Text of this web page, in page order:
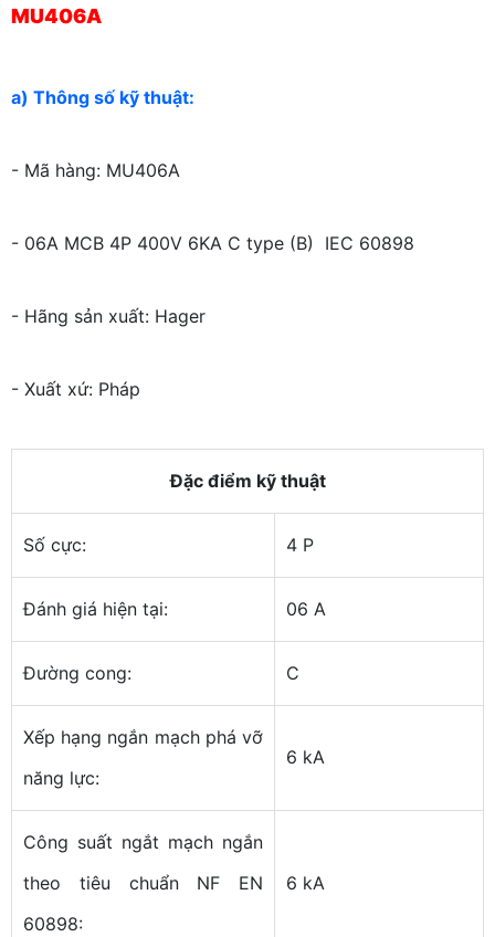
MU406A
a) Thông số kỹ thuật:
- Mã hàng: MU406A
- 06A MCB 4P 400V 6KA C type (B) IEC 60898
- Hãng sản xuất: Hager
- Xuất xứ: Pháp
Đặc điểm kỹ thuật
Số cực: 4 P
Đánh giá hiện tại: 06 A
Đường cong: C
Xếp hạng ngắn mạch phá vỡ
năng lực:
6 kA
Công suất ngắt mạch ngắn
theo tiêu chuẩn NF EN
60898:
6 kA